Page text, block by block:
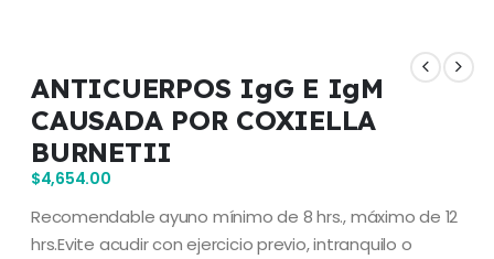
ANTICUERPOS IgG E IgM
CAUSADA POR COXIELLA
BURNETII
$4,654.00
Recomendable ayuno mínimo de 8 hrs., máximo de 12
hrs.Evite acudir con ejercicio previo, intranquilo o